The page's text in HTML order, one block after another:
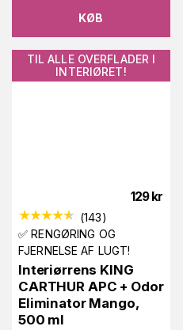
KØB
TIL ALLE OVERFLADER I
INTERIØRET!
129 kr
(143)
✅ RENGØRING OG
FJERNELSE AF LUGT!
Interiørrens KING
CARTHUR APC + Odor
Eliminator Mango,
500 ml